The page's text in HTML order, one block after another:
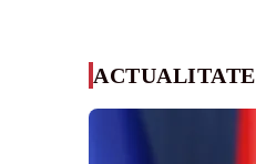
ACTUALITATE